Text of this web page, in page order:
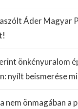
Áder Magyar
önkényuralom
nyílt beismerése
nem önmagában a